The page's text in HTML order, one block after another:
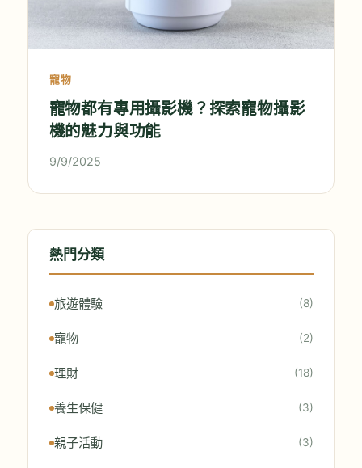
寵物
寵物都有專用攝影機？探索寵物攝影
機的魅力與功能
9/9/2025
熱門分類
旅遊體驗 (8)
寵物 (2)
理財 (18)
養生保健 (3)
親子活動 (3)